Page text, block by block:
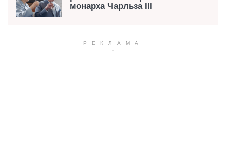
монарха Чарльза ІІІ